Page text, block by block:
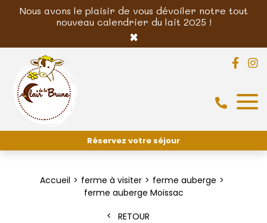
Nous avons le plaisir de vous dévoiler notre tout
nouveau calendrier du lait 2025 !
×
Réservez votre séjour
Accueil ferme à visiter
ferme auberge
ferme auberge Moissac
RETOUR